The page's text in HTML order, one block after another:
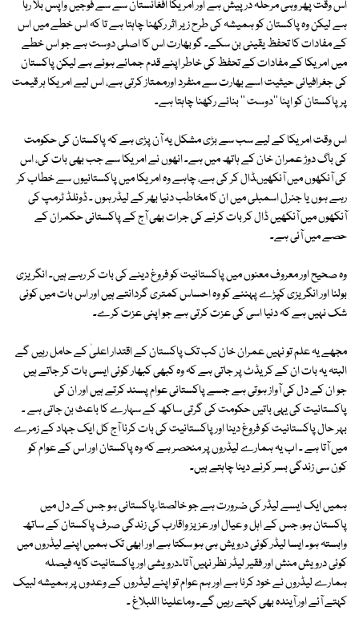
اس وقت پھر وہی مرحلہ درپیش ہے اور امریکا افغانستان سے سے فوجیں واپس بلا رہا
ہے لیکن وہ پاکستان کو ہمیشہ کی طرح زیر اثر رکھنا چاہتا ہے تا کہ اس خطے میں اس
کے مفادات کا تحفظ یقینی بن سکے۔ گو بھارت اس کا اصلی دوست ہے جو اس خطے
میں امریکا کے مفادات کے تحفظ کی خاطر اپنے قدم جمائے ہوئے ہے لیکن پاکستان
کی جغرافیائی حیثیت اسے بھارت سے منفرد اورممتاز کرتی ہے، اس لیے امریکا ہر قیمت
پر پاکستان کو اپنا ''دوست '' بنائے رکھنا چاہتا ہے۔
اس وقت امریکا کے لیے سب سے بڑی مشکل یہ آن پڑی ہے کہ پاکستان کی حکومت
کی باگ دوڑ عمران خان کے ہاتھ میں ہے۔ انھوں نے امریکا سے جب بھی بات کی، اس
کی آنکھوں میں آنکھیںڈال کر کی ہے، چاہے وہ امریکا میں پاکستانیوں سے خطاب کر
رہے ہوں یا جنرل اسمبلی میں ان کا مخاطب دنیا بھر کے لیڈر ہوں ۔ ڈونلڈ ٹرمپ کی
آنکھوں میں آنکھیں ڈال کر بات کرنے کی جرات بھی آج کے پاکستانی حکمران کے
حصے میں آئی ہے۔
وہ صحیح اور معروف معنوں میں پاکستانیت کو فروغ دینے کی بات کر رہے ہیں۔ انگریزی
بولنا اور انگریزی کپڑے پہننے کو وہ احساس کمتری گردانتے ہیں اور اس بات میں کوئی
شک نہیں ہے کہ دنیا اسی کی عزت کرتی ہے جو اپنی عزت کرے۔
مجھے یہ علم تو نہیں عمران خان کب تک پاکستان کے اقتدار اعلیٰ کے حامل رہیں گے
البتہ یہ بات ان کے کریڈٹ پر جاتی ہے کہ وہ کبھی کبھار کوئی ایسی بات کر جاتے ہیں
جو ان کے دل کی آواز ہوتی ہے جسے پاکستانی عوام پسند کرتے ہیں اور ان کی
پاکستانیت کی یہی باتیں حکومت کی گرتی ساکھ کے سہارے کا باعث بن جاتی ہے ۔
بہر حال پاکستانیت کو فروغ دینا اور پاکستانیت کی بات کرنا آج کل ایک جہاد کے زمرے
میں آتا ہے ۔ اب یہ ہمارے لیڈروں پر منحصر ہے کہ وہ پاکستان اور اس کے عوام کو
کون سی زندگی بسر کرنے دینا چاہتے ہیں۔
ہمیں ایک ایسے لیڈر کی ضرورت ہے جو خالصتا ً پاکستانی ہو جس کے دل میں
پاکستان ہو، جس کے اہل و عیال اور عزیز واقارب کی زندگی صرف پاکستان کے ساتھ
وابستہ ہو۔ ایسا لیڈر کوئی درویش ہی ہو سکتا ہے اور ابھی تک ہمیں اپنے لیڈروں میں
کوئی درویش منش اور فقیر لیڈر نظر نہیں آتا۔درویشی اور پاکستانیت کایہ فیصلہ
ہمارے لیڈروں نے خود کرنا ہے اور ہم عوام تو اپنے لیڈروں کے وعدوں پر ہمیشہ لبیک
کہتے آئے اور آیندہ بھی کہتے رہیں گے۔ وماعلینا اللبلاغ ۔